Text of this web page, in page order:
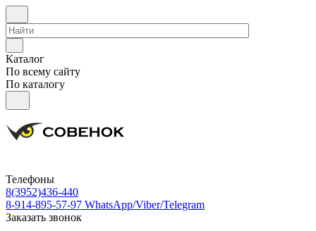
Каталог
По всему сайту
По каталогу
Телефоны
8(3952)436-440
8-914-895-57-97 WhatsApp/Viber/Telegram
Заказать звонок